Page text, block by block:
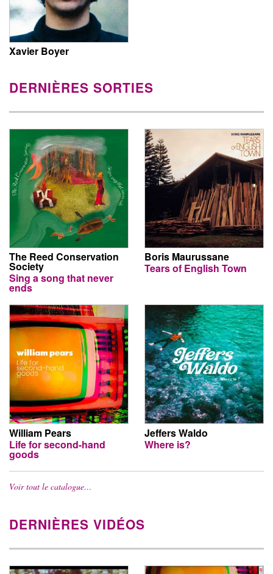
Xavier Boyer
DERNIÈRES SORTIES
The Reed Conservation
Society
Sing a song that never
ends
Boris Maurussane
Tears of English Town
William Pears
Life for second-hand
goods
Jeffers Waldo
Where is?
Voir tout le catalogue…
DERNIÈRES VIDÉOS